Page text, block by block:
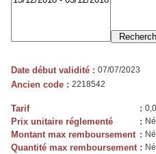
Date début validité : 07/07/2023
Ancien code : 2218542
Tarif :
Prix unitaire réglementé :
Montant max remboursement :
Quantité max remboursement :